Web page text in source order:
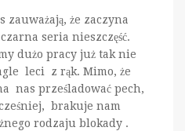
że zaczyna
seria nieszczęść.
dużo pracy już tak nie
leci z rąk. Mimo, że
nas prześladować pech,
brakuje nam
rodzaju blokady .